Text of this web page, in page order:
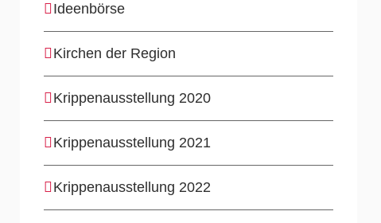
Ideenbörse
Kirchen der Region
Krippenausstellung 2020
Krippenausstellung 2021
Krippenausstellung 2022